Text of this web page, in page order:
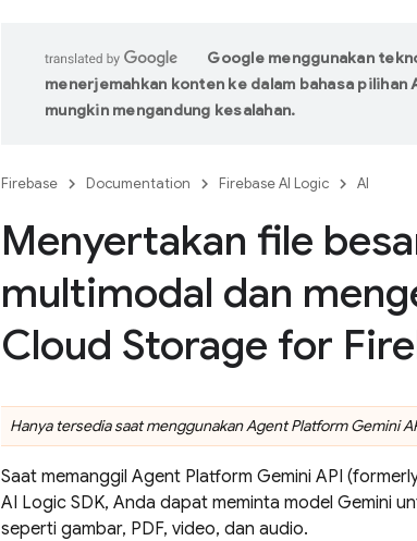
Google menggunakan
menerjemahkan konten ke dalam bahasa pilihan
mungkin mengandung kesalahan.
Firebase Documentation Firebase AI Logic AI
Menyertakan file
multimodal dan
Cloud Storage for
Hanya tersedia saat menggunakanAgent PlatformGemini
Saat memanggil Agent Platform Gemini API
AI Logic SDK, Anda dapat meminta model Gemini
seperti gambar, PDF, video, dan audio.